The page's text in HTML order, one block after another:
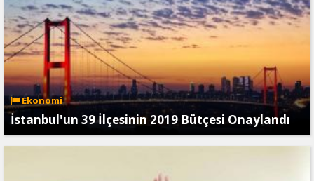
Ekonomi
İstanbul'un 39 İlçesinin 2019 Bütçesi Onaylandı